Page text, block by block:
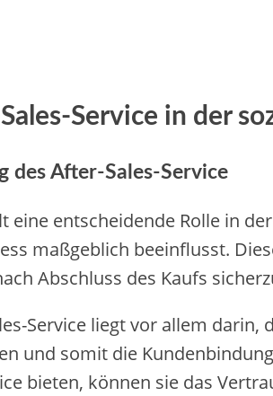
Service in der
des After-Sales-Service
eine entscheidende Rolle in
maßgeblich beeinflusst.
Abschluss des Kaufs
Service liegt vor allem
und somit die
bieten, können sie das